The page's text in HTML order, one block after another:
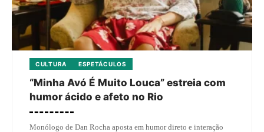
CULTURA ESPETÁCULOS
“Minha Avó É Muito Louca” estreia com
humor ácido e afeto no Rio
Monólogo de Dan Rocha aposta em humor direto e interação